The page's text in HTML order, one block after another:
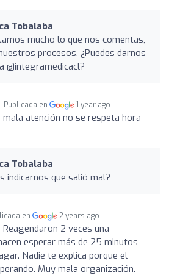
Tobalaba
mucho lo que nos comentas,
procesos. ¿Puedes darnos
@integramedicacl?
Publicada en 1 year ago
mala atención no se respeta hora
Tobalaba
indicarnos que salió mal?
en 2 years ago
Reagendaron 2 veces una
esperar más de 25 minutos
Nadie te explica porque el
Muy mala organización.